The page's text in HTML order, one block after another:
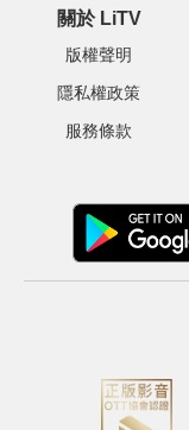
關於 LiTV
版權聲明
隱私權政策
服務條款